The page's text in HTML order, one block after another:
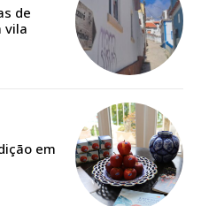
de
vila
em